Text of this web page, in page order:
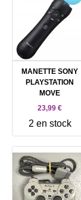
MANETTE SONY
PLAYSTATION
MOVE
23,99 €
2 en stock